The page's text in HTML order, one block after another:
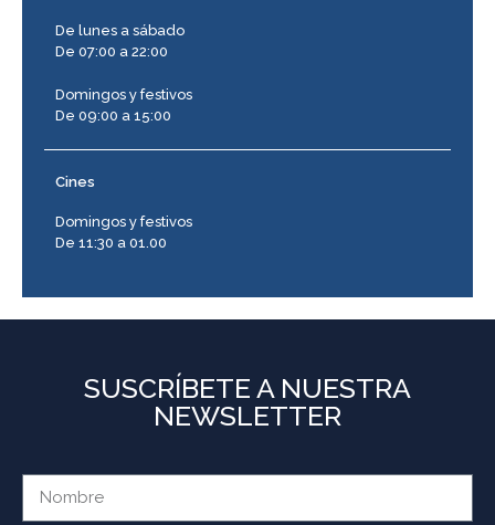
De lunes a sábado
De 07:00 a 22:00
Domingos y festivos
De 09:00 a 15:00
Cines
Domingos y festivos
De 11:30 a 01.00
SUSCRÍBETE A NUESTRA
NEWSLETTER